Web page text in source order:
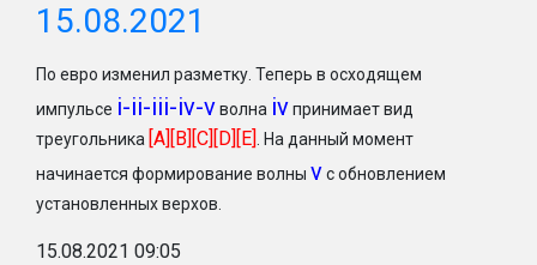
15.08.2021
По евро изменил разметку. Теперь в осходящем
импульсе i-ii-iii-iv-vволна ivпринимает вид
треугольника [A][B][C][D][E] . На данный момент
начинается формирование волны vс обновлением
установленных верхов.
15.08.2021 09:05